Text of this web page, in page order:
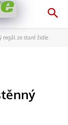
regál ze staré židle